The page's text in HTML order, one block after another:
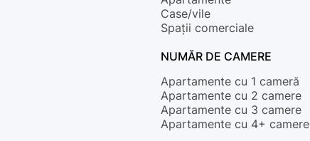
Case/vile
Spații comerciale
NUMĂR DE CAMERE
Apartamente cu 1 cameră
Apartamente cu 2 camere
Apartamente cu 3 camere
Apartamente cu 4+ camere